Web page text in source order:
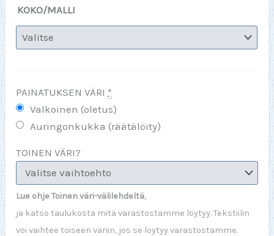
KOKO/MALLI
PAINATUKSEN VÄRI *
Valkoinen (oletus)
Auringonkukka (räätälöity)
TOINEN VÄRI?
Lue ohje Toinen väri-välilehdeltä,
ja katso taulukosta mitä varastostamme löytyy. Tekstiilin
voi vaihtee toiseen väriin, jos se löytyy varastostamme.